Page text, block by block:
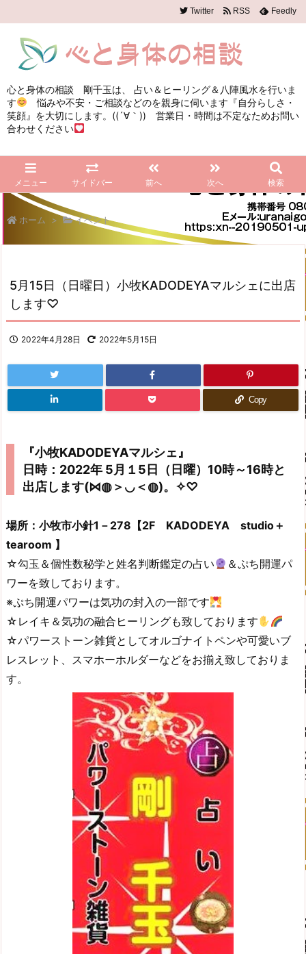
心と身体の相談 剛千玉は、 占い＆ヒーリング＆八陣風水を行いま
す
悩みや不安・ご相談などのを親身に伺います『自分らしさ・
笑顔』を大切にします。((´∀｀)) 営業日・時間は不定なためお問い
合わせください
メニュー サイドバー 前へ 次へ 検索
Twitter RSS Feedly
ホーム > イベント
5月15日（日曜日）小牧KADODEYAマルシェに出店
します♡
2022年4月28日 2022年5月15日
Copy
『小牧KADODEYAマルシェ』
日時：2022年 5月１5日（日曜）10時～16時と
出店します(⋈◍＞◡＜◍)。✧♡
場所：小牧市小針1－278【2F KADODEYA studio＋
tearoom 】
☆勾玉＆個性数秘学と姓名判断鑑定の占い
＆ぷち開運パ
ワーを致しております。
※ぷち開運パワーは気功の封入の一部です
☆レイキ＆気功の融合ヒーリングも致しております
☆パワーストーン雑貨としてオルゴナイトペンや可愛いブ
レスレット、スマホーホルダーなどをお揃え致しておりま
す。